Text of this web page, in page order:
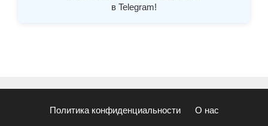
в Telegram!
Политика конфиденциальности О нас